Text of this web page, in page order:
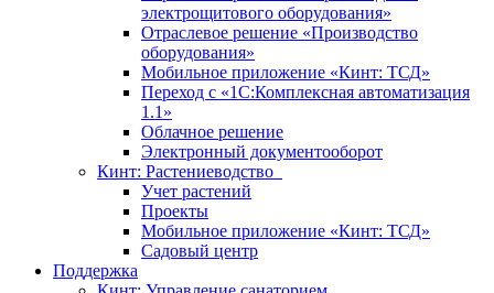
электрощитового оборудования»
Отраслевое решение «Производство
оборудования»
Мобильное приложение «Кинт: ТСД»
Переход с «1С:Комплексная автоматизация
1.1»
Облачное решение
Электронный документооборот
Кинт: Растениеводство
Учет растений
Проекты
Мобильное приложение «Кинт: ТСД»
Садовый центр
Поддержка